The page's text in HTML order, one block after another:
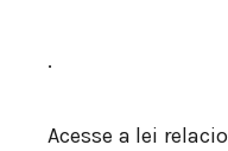
.
Acesse a lei